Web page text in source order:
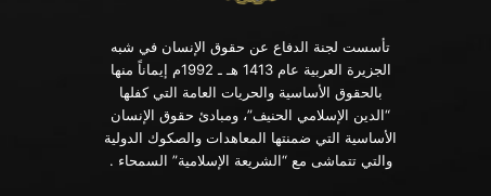
تأسست لجنة الدفاع عن حقوق الإنسان في شبه
الجزيرة العربية عام 1413 هـ ـ 1992م إيماناً منها
بالحقوق الأساسية والحريات العامة التي كفلها
“الدين الإسلامي الحنيف”، ومبادئ حقوق الإنسان
الأساسية التي ضمنتها المعاهدات والصكوك الدولية
والتي تتماشى مع “الشريعة الإسلامية” السمحاء .